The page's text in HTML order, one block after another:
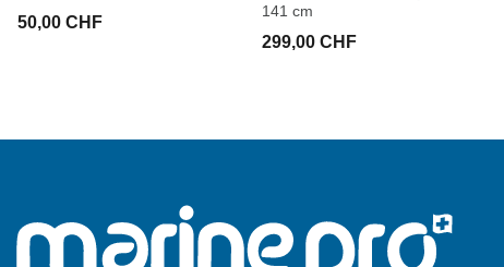
50,00 CHF
141 cm
299,00 CHF